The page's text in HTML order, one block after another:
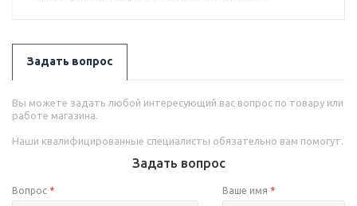
Задать вопрос
Вы можете задать любой интересующий вас вопрос по товару или
работе магазина.
Наши квалифицированные специалисты обязательно вам помогут.
Задать вопрос
Вопрос * Ваше имя *